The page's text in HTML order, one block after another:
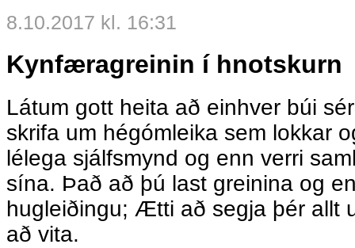
8.10.2017 kl. 16:31
Kynfæragreinin í hnotskurn
Látum gott heita að einhver búi
skrifa um hégómleika sem lokkar
lélega sjálfsmynd og enn verri
sína. Það að þú last greinina og
hugleiðingu; Ætti að segja þér allt
að vita.